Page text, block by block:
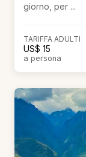
giorno, per ...
TARIFFA ADULTI
US$ 15
a persona